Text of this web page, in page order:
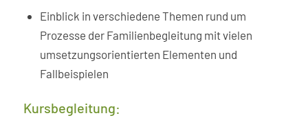
Einblick in verschiedene Themen rund um
Prozesse der Familienbegleitung mit vielen
umsetzungsorientierten Elementen und
Fallbeispielen
Kursbegleitung: